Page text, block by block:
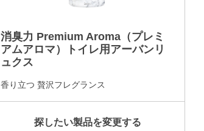
消臭力 Premium Aroma（プレミ
アムアロマ）トイレ用アーバンリ
ュクス
香り立つ 贅沢フレグランス
探したい製品を変更する